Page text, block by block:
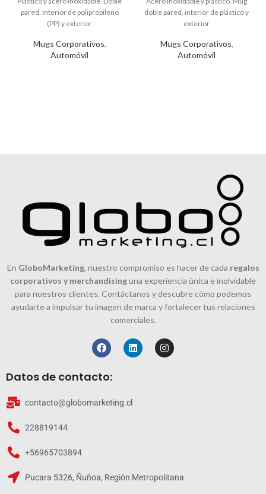
Mugs Corporativos,
Automóvil
Mugs Corporativos,
Automóvil
En GloboMarketing, nuestro compromiso es hacer de cada regalos
corporativos y merchandisinguna experiencia única e inolvidable
para nuestros clientes. Contáctanos y descubre cómo podemos
ayudarte a impulsar tu imagen de marca y fortalecer tus relaciones
comerciales.
Datos de contacto:
contacto@globomarketing.cl
228819144
+56965703894
Pucara 5326, Ñuñoa, Región Metropolitana